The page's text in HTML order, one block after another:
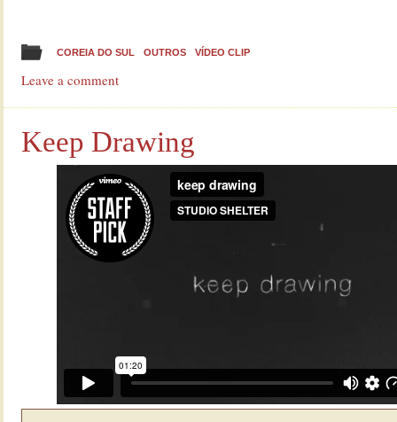
COREIA DO SUL OUTROS VÍDEO CLIP
Leave a comment
Keep Drawing